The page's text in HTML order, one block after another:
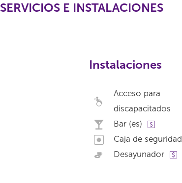
SERVICIOS E INSTALACIONES
Instalaciones
Acceso para
discapacitados
Bar (es)
Caja de seguridad
Desayunador